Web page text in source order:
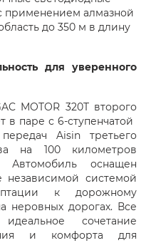
алмазной
до 350 м в длину
для уверенного
MOTOR 320T второго
в паре с 6-ступенчатой
Aisin третьего
на 100 километров
оснащен
независимой системой
к дорожному
неровных дорогах. Все
сочетание
и комфорта для